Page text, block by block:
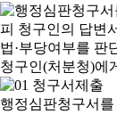
행정심판청구서